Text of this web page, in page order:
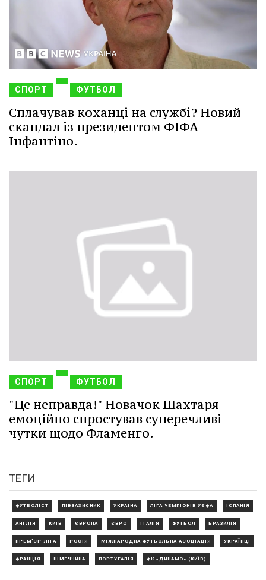
СПОРТ ФУТБОЛ
Сплачував коханці на службі? Новий
скандал із президентом ФІФА
Інфантіно.
СПОРТ ФУТБОЛ
"Це неправда!" Новачок Шахтаря
емоційно спростував суперечливі
чутки щодо Фламенго.
ТЕГИ
ФУТБОЛІСТ ПІВЗАХИСНИК УКРАЇНА ЛІГА ЧЕМПІОНІВ УЄФА ІСПАНІЯ
АНГЛІЯ КИЇВ ЄВРОПА ЄВРО ІТАЛІЯ ФУТБОЛ БРАЗИЛІЯ
ПРЕМ'ЄР-ЛІГА РОСІЯ МІЖНАРОДНА ФУТБОЛЬНА АСОЦІАЦІЯ УКРАЇНЦІ
ФРАНЦІЯ НІМЕЧЧИНА ПОРТУГАЛІЯ ФК «ДИНАМО» (КИЇВ)